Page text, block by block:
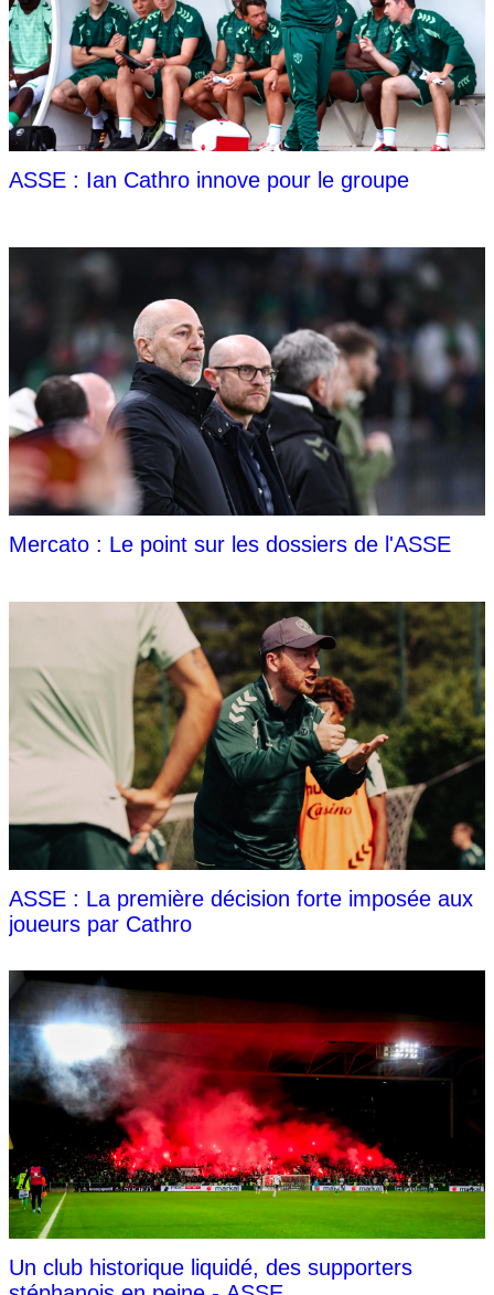
ASSE : Ian Cathro innove pour le groupe
Mercato : Le point sur les dossiers de l'ASSE
ASSE : La première décision forte imposée aux
joueurs par Cathro
Un club historique liquidé, des supporters